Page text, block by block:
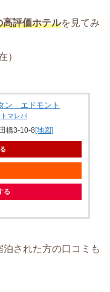
評価ホテルを見てみ
）
ン エドモント
トマレバ
橋3-10-8[地図]
る
された方の口コミも